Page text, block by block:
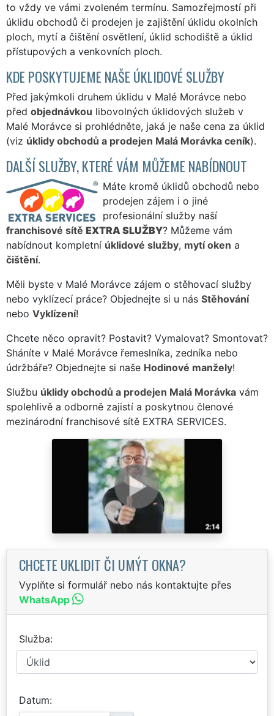
to vždy ve vámi zvoleném termínu. Samozřejmostí při
úklidu obchodů či prodejen je zajištění úklidu okolních
ploch, mytí a čištění osvětlení, úklid schodiště a úklid
přístupových a venkovních ploch.
KDE POSKYTUJEME NAŠE ÚKLIDOVÉ SLUŽBY
Před jakýmkoli druhem úklidu v Malé Morávce nebo
před objednávkou libovolných úklidových služeb v
Malé Morávce si prohlédněte, jaká je naše cena za úklid
(viz úklidy obchodů a prodejen Malá Morávka ceník).
DALŠÍ SLUŽBY, KTERÉ VÁM MŮŽEME NABÍDNOUT
Máte kromě úklidů obchodů nebo
prodejen zájem i o jiné
profesionální služby naší
franchisové sítě EXTRA SLUŽBY? Můžeme vám
nabídnout kompletní úklidové služby, mytí oken a
čištění.
Měli byste v Malé Morávce zájem o stěhovací služby
nebo vyklízecí práce? Objednejte si u nás Stěhování
nebo Vyklízení!
Chcete něco opravit? Postavit? Vymalovat? Smontovat?
Sháníte v Malé Morávce řemeslníka, zedníka nebo
údržbáře? Objednejte si naše Hodinové manžely!
Službu úklidy obchodů a prodejen Malá Morávka vám
spolehlivě a odborně zajistí a poskytnou členové
mezinárodní franchisové sítě EXTRA SERVICES.
CHCETE UKLIDIT ČI UMÝT OKNA?
Vyplňte si formulář nebo nás kontaktujte přes
WhatsApp
Služba
Datum